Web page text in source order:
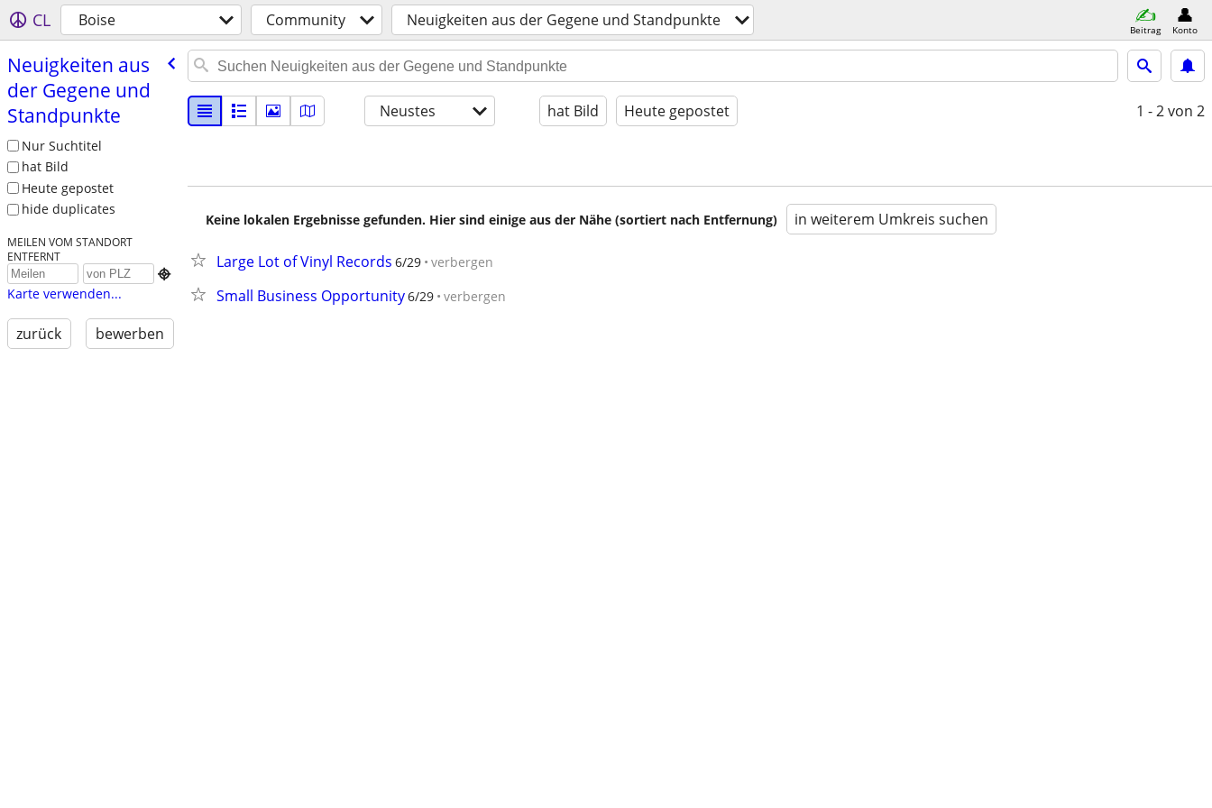
CL Boise Community Neuigkeiten aus der Gegene und Standpunkte Beitrag Konto
Neuigkeiten aus
der Gegene und
Standpunkte
Nur Suchtitel
hat Bild
Heute gepostet
hide duplicates
MEILEN VOM STANDORT
ENTFERNT

Karte verwenden...
zurück bewerben
Neustes hat Bild Heute gepostet 1 - 2von 2
Keine lokalen Ergebnisse gefunden. Hier sind einige aus der Nähe (sortiert nach Entfernung) in weiterem Umkreis suchen
Large Lot of Vinyl Records 6/29 verbergen
Small Business Opportunity6/29 verbergen